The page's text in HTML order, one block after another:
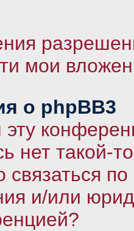
мои
о phpBB3
эту
нет такой-
по
и/или